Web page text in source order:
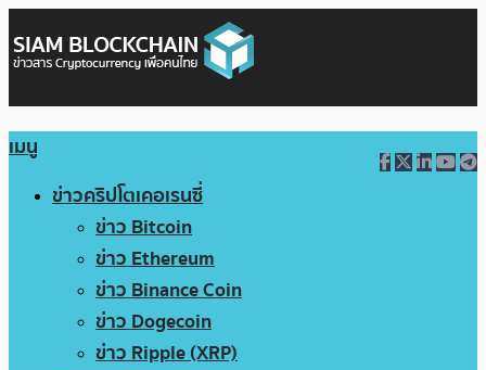
เมนู
ข่าวคริปโตเคอเรนซี่
ข่าว Bitcoin
ข่าว Ethereum
ข่าว Binance Coin
ข่าว Dogecoin
ข่าว Ripple (XRP)